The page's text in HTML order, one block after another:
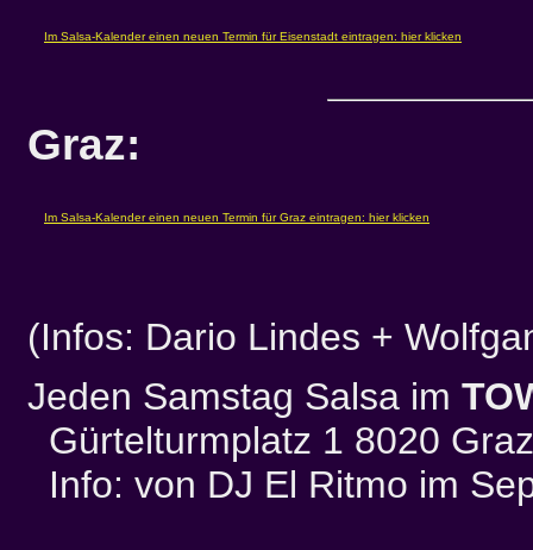
Graz:
(Infos: Dario Lindes +
Jeden Samstag Salsa im
Gürtelturmplatz 1 8020 Graz
Info: von DJ El Ritmo im